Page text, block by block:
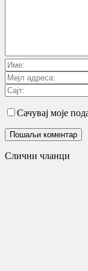
Сачувај моје
Слични чланци